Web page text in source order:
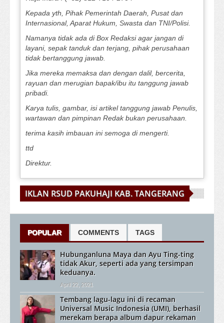
Kepada yth, Pihak Pemerintah Daerah, Pusat dan
Internasional, Aparat Hukum, Swasta dan TNI/Polisi.
Namanya tidak ada di Box Redaksi agar jangan di
layani, sepak tanduk dan terjang, pihak perusahaan
tidak bertanggung jawab.
Jika mereka memaksa dan dengan dalil, bercerita,
rayuan dan merugian bapak/ibu itu tanggung jawab
pribadi.
Karya tulis, gambar, isi artikel tanggung jawab Penulis,
wartawan dan pimpinan Redak bukan perusahaan.
terima kasih imbauan ini semoga di mengerti.
ttd
Direktur.
IKLAN RSUD PAKUHAJI KAB. TANGERANG
POPULAR COMMENTS TAGS
Hubunganluna Maya dan Ayu Ting-ting
tidak Akur, seperti ada yang tersimpan
keduanya.
April 22, 2021
Tembang lagu-lagu ini di recaman
Universal Music Indonesia (UMI), berhasil
merekam berapa album dapur rekaman